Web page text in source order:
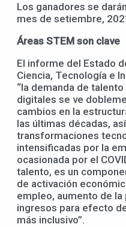
Los ganadores se
mes de setiembre,
Áreas STEM son clave
El informe del Estado
Ciencia, Tecnología e
“la demanda de
digitales se ve
cambios en la
las últimas décadas,
transformaciones
intensificadas por la
ocasionada por el
talento, es un
de activación
empleo, aumento de
ingresos para efecto
más inclusivo”.